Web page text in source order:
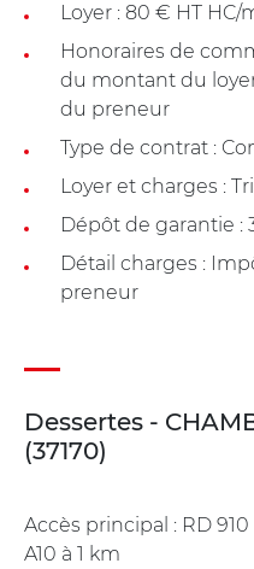
Loyer : 80 € HT HC/
Honoraires de
du montant du
du preneur
Type de contrat :
Loyer et charges :
Dépôt de garantie :
Détail charges :
preneur
Dessertes -
(37170)
Accès principal : RD 910
A10 à 1 km